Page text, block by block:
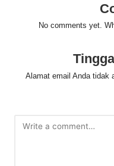
No comments yet.
Alamat email Anda tidak